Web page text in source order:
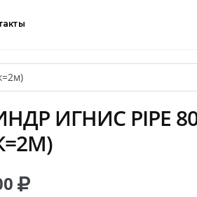
ИГНИС PIPE